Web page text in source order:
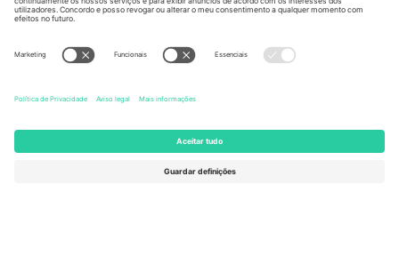
Unter den Linden 24, 10117
167 City Road, London, Greater
Kingdom
United States
Newark, Delaware 19713, United
States
Engelberg, Switzerland